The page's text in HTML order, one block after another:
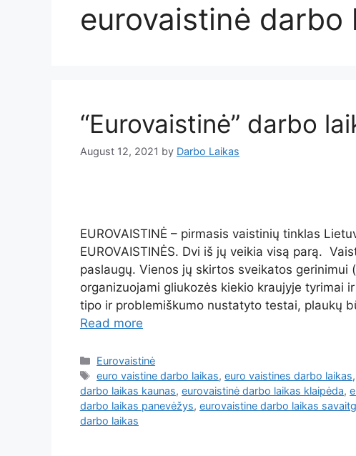
eurovaistinė darbo
“Eurovaistinė” darbo
August 12, 2021 by Darbo Laikas
EUROVAISTINĖ – pirmasis vaistinių tinklas
EUROVAISTINĖS. Dvi iš jų veikia visą parą.
paslaugų. Vienos jų skirtos sveikatos gerinimui
organizuojami gliukozės kiekio kraujyje tyrimai
tipo ir problemiškumo nustatyto testai, plaukų
Read more
Eurovaistinė
euro vaistine darbo laikas,euro vaistines darbo laikas
darbo laikas kaunas, eurovaistinė darbo laikas klaipėda,
darbo laikas panevėžys, eurovaistine darbo laikas
darbo laikas